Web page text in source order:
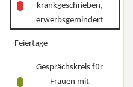
krankgeschrieben,
erwerbsgemindert
Feiertage
Gesprächskreis für
Frauen mit